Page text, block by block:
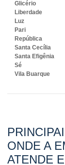
Glicério
Liberdade
Luz
Pari
República
Santa Cecília
Santa Efigênia
Sé
Vila Buarque
ONDE A
ATENDE